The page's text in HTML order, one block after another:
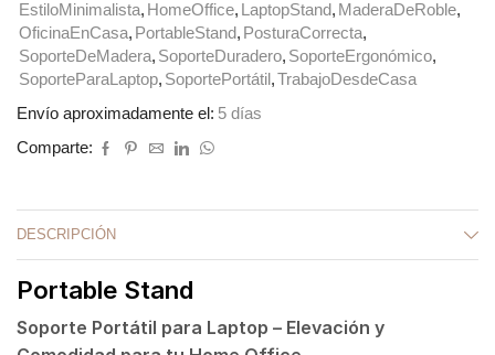
EstiloMinimalista, HomeOffice, LaptopStand, MaderaDeRoble,
OficinaEnCasa, PortableStand, PosturaCorrecta,
SoporteDeMadera, SoporteDuradero, SoporteErgonómico,
SoporteParaLaptop, SoportePortátil ,TrabajoDesdeCasa
Envío aproximadamente el: 5 días
Comparte:
DESCRIPCIÓN
Portable Stand
Soporte Portátil para Laptop – Elevación y